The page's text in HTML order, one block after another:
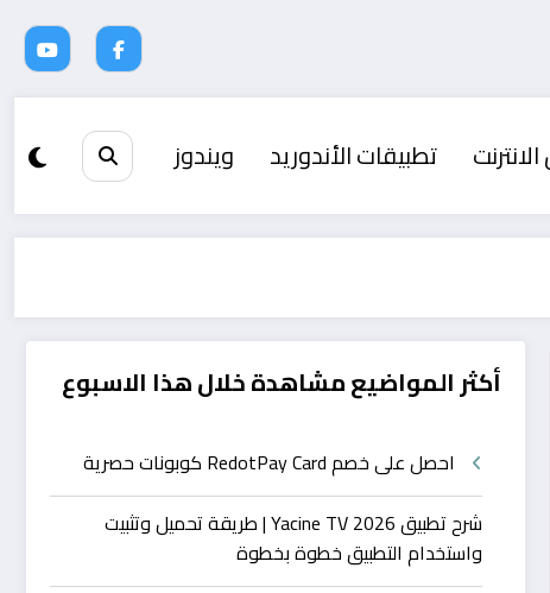
تطبيقات الأندوريد ويندوز
أكثر المواضيع مشاهدة خلال هذا الاسبوع
احصل على خصم RedotPay Card كوبونات حصرية
شرح تطبيق Yacine TV 2026 | طريقة تحميل وتثبيت
واستخدام التطبيق خطوة بخطوة